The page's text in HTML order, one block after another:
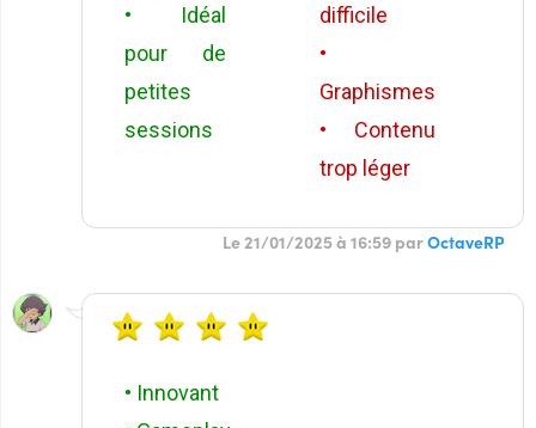
• Idéal
pour de
petites
sessions
difficile
•
Graphismes
• Contenu
trop léger
Le 21/01/2025 à 16:59 parOctaveRP
• Innovant